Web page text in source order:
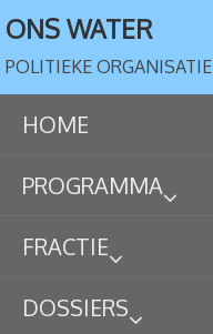
ONS WATER
POLITIEKE ORGANISATIE
HOME
PROGRAMMA
FRACTIE
DOSSIERS